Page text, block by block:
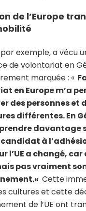
de l’Europe
exemple, a vécu
de volontariat en
marquée : «
en Europe m’a
des personnes et
différentes. En
davantage
à
l’UE a changé,
pas vraiment
« Cette
cultures et cette
de l’UE ont